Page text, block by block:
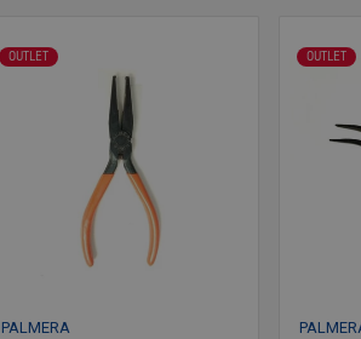
OUTLET
PALMERA
OUTLET